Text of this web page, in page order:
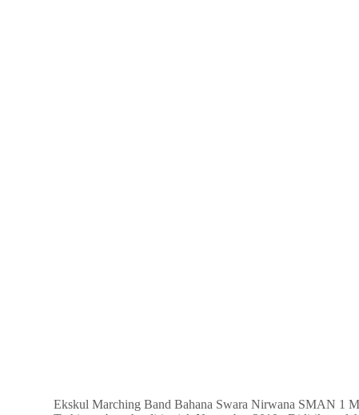
Ekskul Marching Band Bahana Swara Nirwana SMAN 1